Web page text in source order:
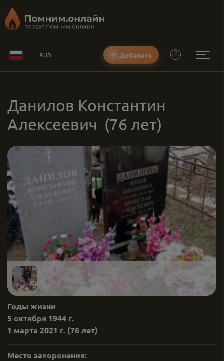
RUB Добавить
Данилов Константин
Алексеевич (76 лет)
Годы жизни
5 октября 1944 г.
1 марта 2021 г. (76 лет)
Место захоронения: